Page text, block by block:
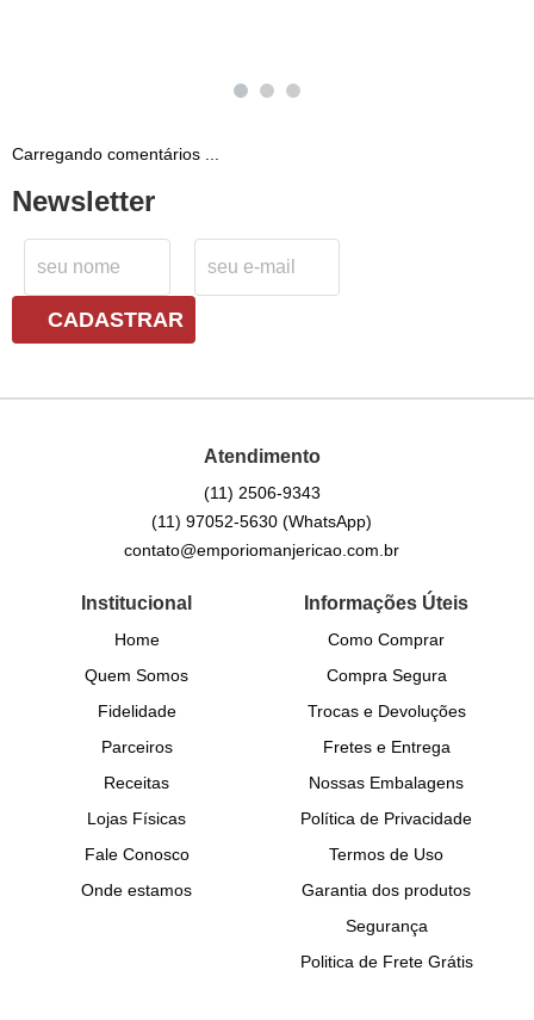
Carregando comentários ...
Newsletter
CADASTRAR
Atendimento
(11) 2506-9343
(11) 97052-5630(WhatsApp)
contato@emporiomanjericao.com.br
Institucional
Home
Quem Somos
Fidelidade
Parceiros
Receitas
Lojas Físicas
Fale Conosco
Onde estamos
Informações Úteis
Como Comprar
Compra Segura
Trocas e Devoluções
Fretes e Entrega
Nossas Embalagens
Política de Privacidade
Termos de Uso
Garantia dos produtos
Segurança
Politica de Frete Grátis